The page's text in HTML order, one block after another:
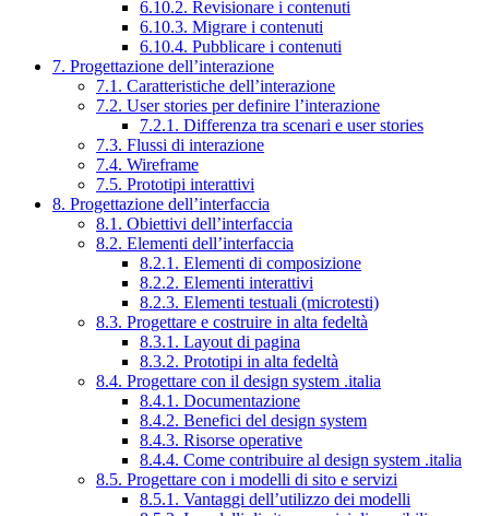
6.10.2. Revisionare i contenuti
6.10.3. Migrare i contenuti
6.10.4. Pubblicare i contenuti
7. Progettazione dell’interazione
7.1. Caratteristiche dell’interazione
7.2. User stories per definire l’interazione
7.2.1. Differenza tra scenari e user stories
7.3. Flussi di interazione
7.4. Wireframe
7.5. Prototipi interattivi
8. Progettazione dell’interfaccia
8.1. Obiettivi dell’interfaccia
8.2. Elementi dell’interfaccia
8.2.1. Elementi di composizione
8.2.2. Elementi interattivi
8.2.3. Elementi testuali (microtesti)
8.3. Progettare e costruire in alta fedeltà
8.3.1. Layout di pagina
8.3.2. Prototipi in alta fedeltà
8.4. Progettare con il design system .italia
8.4.1. Documentazione
8.4.2. Benefici del design system
8.4.3. Risorse operative
8.4.4. Come contribuire al design system .italia
8.5. Progettare con i modelli di sito e servizi
8.5.1. Vantaggi dell’utilizzo dei modelli